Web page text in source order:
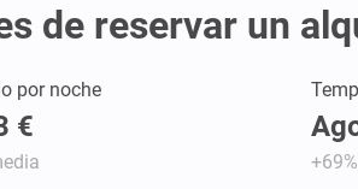
de reservar un
por noche
€
+69%